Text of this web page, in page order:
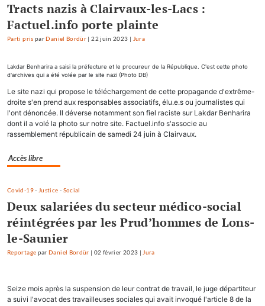
Tracts nazis à Clairvaux-les-Lacs :
Factuel.info porte plainte
Parti pris par Daniel Bordür |22 juin 2023 Jura
Lakdar Benharira a saisi la préfecture et le procureur de la République. C'est cette photo
d'archives qui a été volée par le site nazi (Photo DB)
Le site nazi qui propose le téléchargement de cette propagande d'extrême-
droite s'en prend aux responsables associatifs, élu.e.s ou journalistes qui
l'ont dénoncée. Il déverse notamment son fiel raciste sur Lakdar Benharira
dont il a volé la photo sur notre site. Factuel.info s'associe au
rassemblement républicain de samedi 24 juin à Clairvaux.
Accès libre
Covid-19- Justice - Social
Deux salariées du secteur médico-social
réintégrées par les Prud’hommes de Lons-
le-Saunier
Reportage par Daniel Bordür 02 février 2023 |Jura
Seize mois après la suspension de leur contrat de travail, le juge départiteur
a suivi l'avocat des travailleuses sociales qui avait invoqué l'article 8 de la